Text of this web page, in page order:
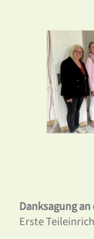
Danksagung
Erste